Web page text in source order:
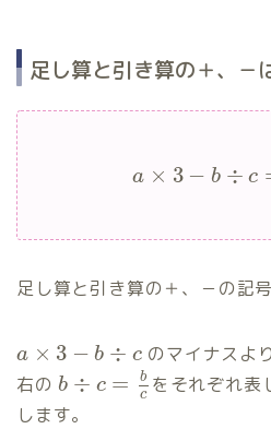
足し算と引き算の＋、－
a × 3 − b ÷ c
足し算と引き算の＋、－の記
a × 3 − b ÷ c のマイナスよ
右の b ÷ c =
b
c をそれぞれ表
します。